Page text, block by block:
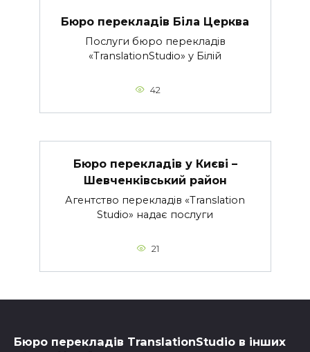
Бюро перекладів Біла Церква
Послуги бюро перекладів
«TranslationStudio» у Білій
42
Бюро перекладів у Києві –
Шевченківський район
Агентство перекладів «Translation
Studio» надає послуги
21
Бюро перекладiв TranslationStudio в iнших